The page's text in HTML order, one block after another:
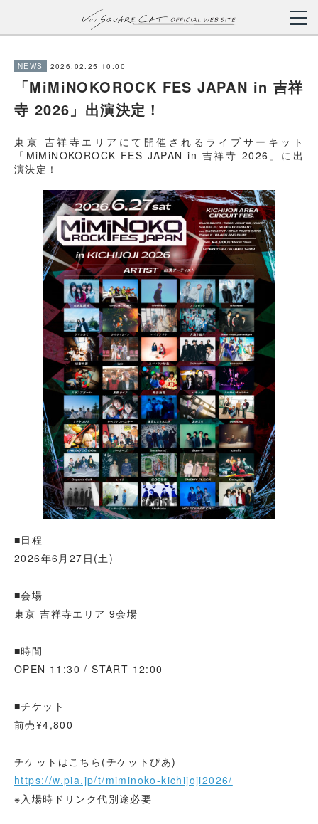
NEWS 2026.02.25 10:00
「MiMiNOKOROCK FES JAPAN in 吉祥
寺 2026」出演決定！
東京 吉祥寺エリアにて開催されるライブサーキット
「MiMiNOKOROCK FES JAPAN in 吉祥寺 2026」に出
演決定！
■日程
2026年6月27日(土)
■会場
東京 吉祥寺エリア 9会場
■時間
OPEN 11:30 / START 12:00
■チケット
前売¥4,800
チケットはこちら(チケットぴあ)
https://w.pia.jp/t/miminoko-kichijoji2026/
※入場時ドリンク代別途必要